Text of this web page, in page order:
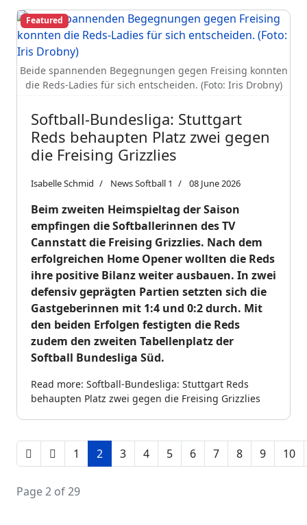
Beide spannenden Begegnungen gegen Freising konnten
die Reds-Ladies für sich entscheiden. (Foto: Iris Drobny)
Featured
Softball-Bundesliga: Stuttgart
Reds behaupten Platz zwei gegen
die Freising Grizzlies
Isabelle Schmid News Softball 1 08 June 2026
Beim zweiten Heimspieltag der Saison
empfingen die Softballerinnen des TV
Cannstatt die Freising Grizzlies. Nach dem
erfolgreichen Home Opener wollten die Reds
ihre positive Bilanz weiter ausbauen. In zwei
defensiv geprägten Partien setzten sich die
Gastgeberinnen mit 1:4 und 0:2 durch. Mit
den beiden Erfolgen festigten die Reds
zudem den zweiten Tabellenplatz der
Softball Bundesliga Süd.
Read more: Softball-Bundesliga: Stuttgart Reds
behaupten Platz zwei gegen die Freising Grizzlies
1 2 3 4 5 6 7 8 9 10
Page 2 of 29